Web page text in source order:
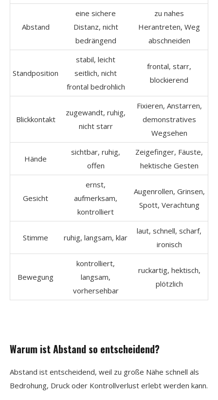
Abstand
eine sichere
Distanz, nicht
bedrängend
zu nahes
Herantreten, Weg
abschneiden
Standposition
stabil, leicht
seitlich, nicht
frontal bedrohlich
frontal, starr,
blockierend
Blickkontakt
zugewandt, ruhig,
nicht starr
Fixieren, Anstarren,
demonstratives
Wegsehen
Hände
sichtbar, ruhig,
offen
Zeigefinger, Fäuste,
hektische Gesten
Gesicht
ernst,
aufmerksam,
kontrolliert
Augenrollen, Grinsen,
Spott, Verachtung
Stimme ruhig, langsam, klar
laut, schnell, scharf,
ironisch
Bewegung
kontrolliert,
langsam,
vorhersehbar
ruckartig, hektisch,
plötzlich
Warum ist Abstand so entscheidend?
Abstand ist entscheidend, weil zu große Nähe schnell als
Bedrohung, Druck oder Kontrollverlust erlebt werden kann.